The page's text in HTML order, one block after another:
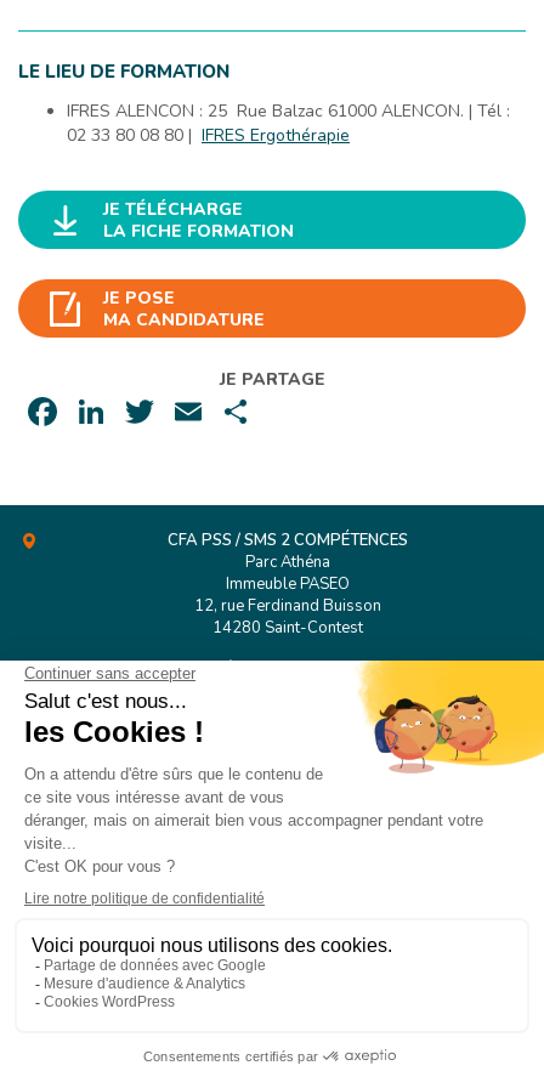
LE LIEU DE FORMATION
IFRES ALENCON : 25 Rue Balzac 61000 ALENCON. | Tél :
02 33 80 08 80 | IFRES Ergothérapie
JE TÉLÉCHARGE
LA FICHE FORMATION
JE POSE
MA CANDIDATURE
JE PARTAGE
Facebook
LinkedIn
Twitter
Email
CFA PSS / SMS 2 COMPÉTENCES
Parc Athéna
Immeuble PASEO
12, rue Ferdinand Buisson
14280 Saint-Contest
Tél.02 31 53 98 38
127 Boulevard de l’Europe
76100 Rouen